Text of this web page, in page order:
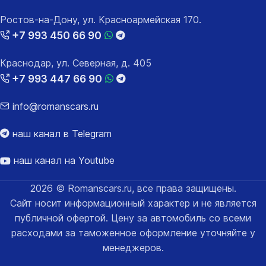
Ростов-на-Дону, ул. Красноармейская 170.
+7 993 450 66 90
Краснодар, ул. Северная, д. 405
+7 993 447 66 90
info@romanscars.ru
наш канал в Telegram
наш канал на Youtube
2026 © Romanscars.ru, все права защищены.
Сайт носит информационный характер и не является
публичной офертой. Цену за автомобиль со всеми
расходами за таможенное оформление уточняйте у
менеджеров.